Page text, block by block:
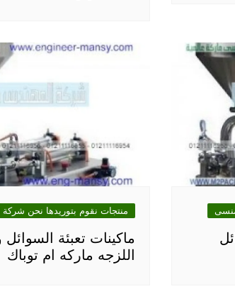
منتجات نقوم بتوريدها نحن
ماكينات تعبئة
اللزجه ماركه ام توباك